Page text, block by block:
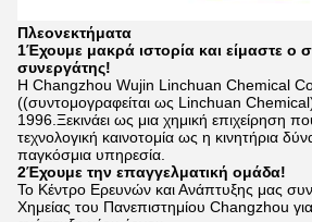
Πλεονεκτήματα
1Έχουμε μακρά ιστορία και είμαστε ο
συνεργάτης!
Η Changzhou Wujin Linchuan Chemical
((συντομογραφείται ως Linchuan
1996.Ξεκινάει ως μια χημική επιχείρηση
τεχνολογική καινοτομία ως η κινητήρια
παγκόσμια υπηρεσία.
2Έχουμε την επαγγελματική ομάδα!
Το Κέντρο Ερευνών και Ανάπτυξης μας
Χημείας του Πανεπιστημίου Changzhou